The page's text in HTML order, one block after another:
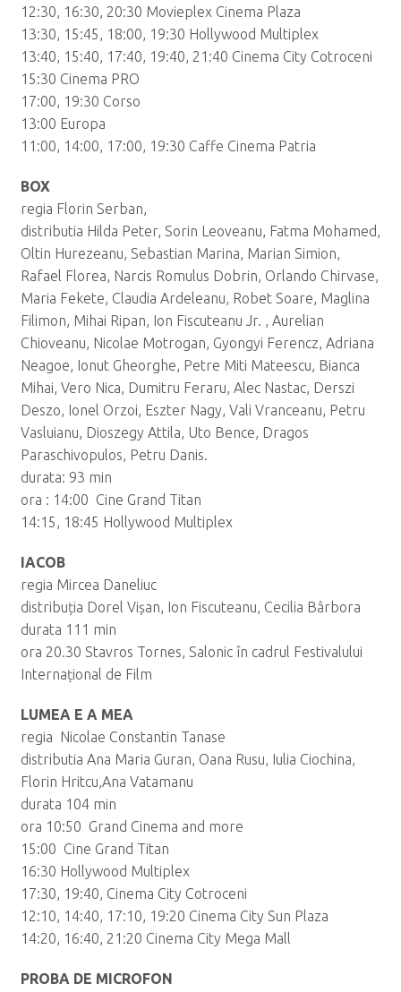
12:30, 16:30, 20:30 Movieplex Cinema Plaza
13:30, 15:45, 18:00, 19:30 Hollywood Multiplex
13:40, 15:40, 17:40, 19:40, 21:40 Cinema City Cotroceni
15:30 Cinema PRO
17:00, 19:30 Corso
13:00 Europa
11:00, 14:00, 17:00, 19:30 Caffe Cinema Patria
BOX
regia Florin Serban,
distributia Hilda Peter, Sorin Leoveanu, Fatma Mohamed,
Oltin Hurezeanu, Sebastian Marina, Marian Simion,
Rafael Florea, Narcis Romulus Dobrin, Orlando Chirvase,
Maria Fekete, Claudia Ardeleanu, Robet Soare, Maglina
Filimon, Mihai Ripan, Ion Fiscuteanu Jr. , Aurelian
Chioveanu, Nicolae Motrogan, Gyongyi Ferencz, Adriana
Neagoe, Ionut Gheorghe, Petre Miti Mateescu, Bianca
Mihai, Vero Nica, Dumitru Feraru, Alec Nastac, Derszi
Deszo, Ionel Orzoi, Eszter Nagy, Vali Vranceanu, Petru
Vasluianu, Dioszegy Attila, Uto Bence, Dragos
Paraschivopulos, Petru Danis.
durata: 93 min
ora : 14:00 Cine Grand Titan
14:15, 18:45 Hollywood Multiplex
IACOB
regia Mircea Daneliuc
distribuția Dorel Vișan, Ion Fiscuteanu, Cecilia Bârbora
durata 111 min
ora 20.30 Stavros Tornes, Salonic în cadrul Festivalului
Internațional de Film
LUMEA E A MEA
regia Nicolae Constantin Tanase
distributia Ana Maria Guran, Oana Rusu, Iulia Ciochina,
Florin Hritcu,Ana Vatamanu
durata 104 min
ora 10:50 Grand Cinema and more
15:00 Cine Grand Titan
16:30 Hollywood Multiplex
17:30, 19:40, Cinema City Cotroceni
12:10, 14:40, 17:10, 19:20 Cinema City Sun Plaza
14:20, 16:40, 21:20 Cinema City Mega Mall
PROBA DE MICROFON